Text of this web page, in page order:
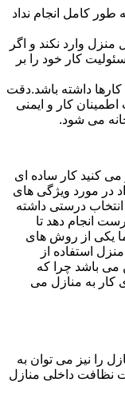
کامل انجام نداد
وارد نکند و اگر
کار خود را بر
کارها داشته باشد.دقت
کار و ایمنی
می شود.
کنید کار ساده ای
در مورد ویژگی های
انتخاب درستی داشته
انجام دهد تا
یکی از روش های
استفاده از
می باشد چرا که
کار به منازل می
را نیز می توان به
داخلی منازل